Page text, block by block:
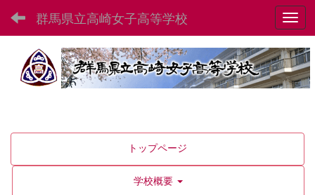
群馬県立高崎女子高等学校
トップページ
学校概要